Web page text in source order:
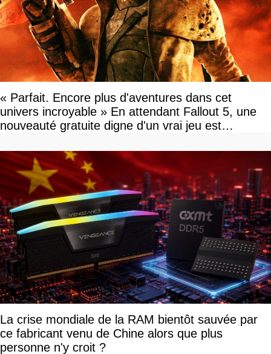
« Parfait. Encore plus d'aventures dans cet
univers incroyable » En attendant Fallout 5, une
nouveauté gratuite digne d'un vrai jeu est
La crise mondiale de la RAM bientôt sauvée par
ce fabricant venu de Chine alors que plus
personne n'y croit ?